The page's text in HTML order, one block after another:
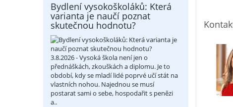
Bydlení vysokoškoláků: Která
varianta je naučí poznat
skutečnou hodnotu?
3.8.2026 - Vysoká škola není jen o
přednáškách, zkouškách a diplomu. Je to
období, kdy se mladí lidé poprvé učí stát na
vlastních nohou. Najednou se musí
postarat sami o sebe, hospodařit s penězi
a..